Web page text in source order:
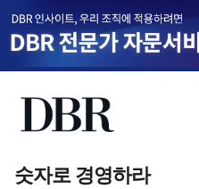
숫자로 경영하라